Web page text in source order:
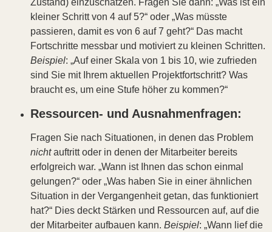
Zustand) einzuschätzen. Fragen Sie dann: „Was ist ein
kleiner Schritt von 4 auf 5?“ oder „Was müsste
passieren, damit es von 6 auf 7 geht?“ Das macht
Fortschritte messbar und motiviert zu kleinen Schritten.
Beispiel: „Auf einer Skala von 1 bis 10, wie zufrieden
sind Sie mit Ihrem aktuellen Projektfortschritt? Was
braucht es, um eine Stufe höher zu kommen?“
Ressourcen- und Ausnahmenfragen:
Fragen Sie nach Situationen, in denen das Problem
nichtauftritt oder in denen der Mitarbeiter bereits
erfolgreich war. „Wann ist Ihnen das schon einmal
gelungen?“ oder „Was haben Sie in einer ähnlichen
Situation in der Vergangenheit getan, das funktioniert
hat?“ Dies deckt Stärken und Ressourcen auf, auf die
der Mitarbeiter aufbauen kann. Beispiel: „Wann lief die